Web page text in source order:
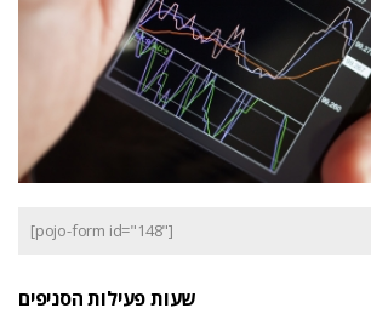
[pojo-form id="148"]
שעות פעילות הסניפים